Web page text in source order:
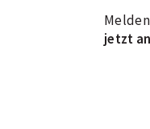
jetzt